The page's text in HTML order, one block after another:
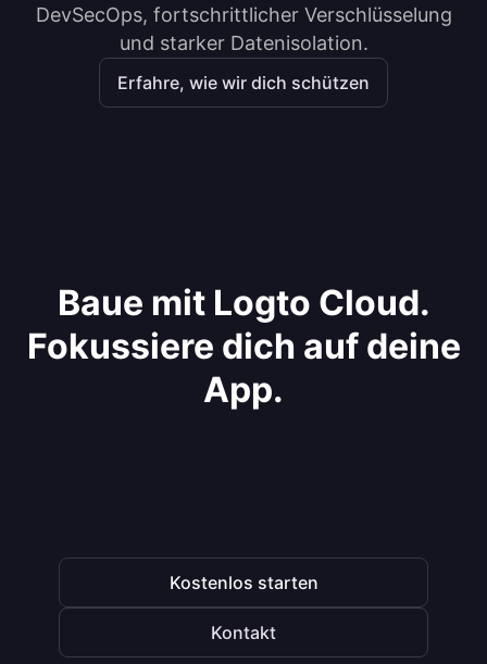
DevSecOps, fortschrittlicher Verschlüsselung
und starker Datenisolation.
Erfahre, wie wir dich schützen
Baue mit Logto Cloud.
Fokussiere dich auf deine
App.
Kostenlos starten
Kontakt